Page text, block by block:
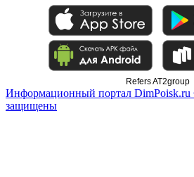
Refers AT2group
Информационный портал DimPoisk.ru
защищены